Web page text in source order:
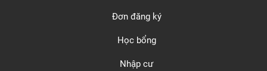
Đơn đăng ký
Học bổng
Nhập cư